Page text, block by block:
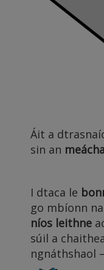
Áit a
sin an
I dtaca le
go mbíonn
níos leithne
súil a
ngnáthshaol